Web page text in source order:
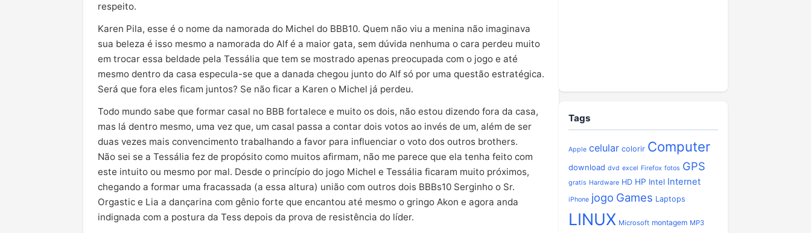
respeito.
Karen Pila, esse é o nome da namorada do Michel do BBB10. Quem não viu a menina não imaginava
sua beleza é isso mesmo a namorada do Alf é a maior gata, sem dúvida nenhuma o cara perdeu muito
em trocar essa beldade pela Tessália que tem se mostrado apenas preocupada com o jogo e até
mesmo dentro da casa especula-se que a danada chegou junto do Alf só por uma questão estratégica.
Será que fora eles ficam juntos? Se não ficar a Karen o Michel já perdeu.
Todo mundo sabe que formar casal no BBB fortalece e muito os dois, não estou dizendo fora da casa,
mas lá dentro mesmo, uma vez que, um casal passa a contar dois votos ao invés de um, além de ser
duas vezes mais convencimento trabalhando a favor para influenciar o voto dos outros brothers.
Não sei se a Tessália fez de propósito como muitos afirmam, não me parece que ela tenha feito com
este intuito ou mesmo por mal. Desde o princípio do jogo Michel e Tessália ficaram muito próximos,
chegando a formar uma fracassada (a essa altura) união com outros dois BBBs10 Serginho o Sr.
Orgastic e Lia a dançarina com gênio forte que encantou até mesmo o gringo Akon e agora anda
indignada com a postura da Tess depois da prova de resistência do líder.
Tags
Apple celular colorir Computer
download dvd excel Firefox fotos GPS
gratis Hardware HD HP Intel Internet
iPhone jogo Games Laptops
LINUX Microsoft montagem MP3